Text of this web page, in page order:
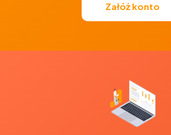
Załóż konto